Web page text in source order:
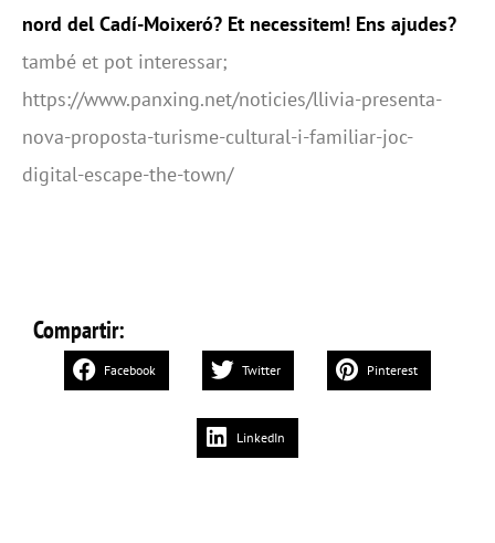
nord del Cadí-Moixeró? Et necessitem! Ens ajudes?
també et pot interessar;
https://www.panxing.net/noticies/llivia-presenta-
nova-proposta-turisme-cultural-i-familiar-joc-
digital-escape-the-town/
Compartir:
Facebook Twitter Pinterest
LinkedIn